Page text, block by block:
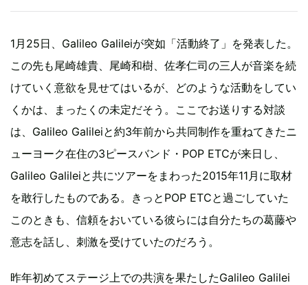
1月25日、Galileo Galileiが突如「活動終了」を発表した。
この先も尾崎雄貴、尾崎和樹、佐孝仁司の三人が音楽を続
けていく意欲を見せてはいるが、どのような活動をしてい
くかは、まったくの未定だそう。ここでお送りする対談
は、Galileo Galileiと約3年前から共同制作を重ねてきたニ
ューヨーク在住の3ピースバンド・POP ETCが来日し、
Galileo Galileiと共にツアーをまわった2015年11月に取材
を敢行したものである。きっとPOP ETCと過ごしていた
このときも、信頼をおいている彼らには自分たちの葛藤や
意志を話し、刺激を受けていたのだろう。
昨年初めてステージ上での共演を果たしたGalileo Galilei